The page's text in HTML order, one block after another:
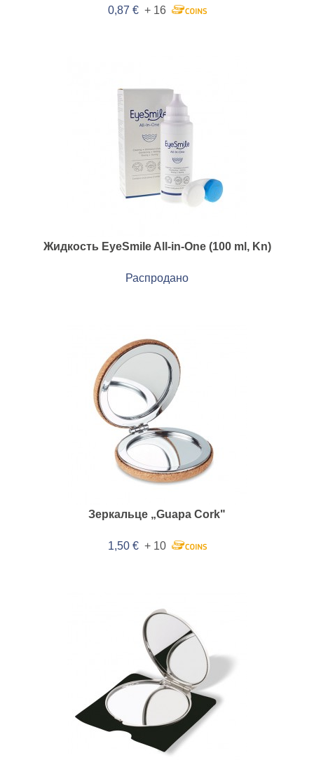
0,87 € + 16
Жидкость EyeSmile All-in-One (100 ml, Kn)
Распродано
Зеркальце „Guapa Cork"
1,50 € + 10